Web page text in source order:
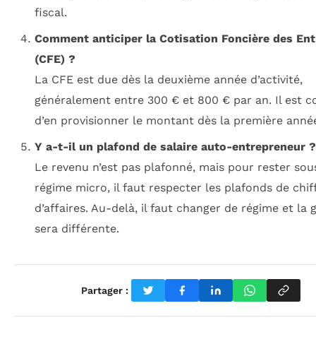
fiscal.
Comment anticiper la Cotisation Foncière des
(CFE) ?
La CFE est due dès la deuxième année d’activité,
généralement entre 300 € et 800 € par an. Il est
d’en provisionner le montant dès la première
Y a-t-il un plafond de salaire auto-entrepreneur ?
Le revenu n’est pas plafonné, mais pour rester
régime micro, il faut respecter les plafonds de
d’affaires. Au-delà, il faut changer de régime et la
sera différente.
Partager :